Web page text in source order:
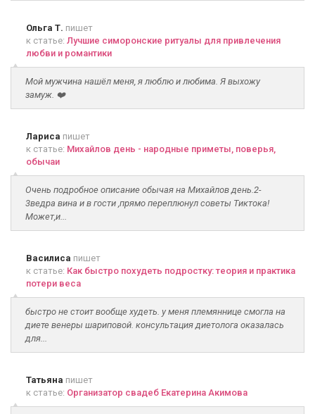
Ольга Т. пишет
к статье: Лучшие симоронские ритуалы для привлечения
любви и романтики
Мой мужчина нашёл меня, я люблю и любима. Я выхожу
замуж. ❤️
Лариса пишет
к статье: Михайлов день - народные приметы, поверья,
обычаи
Очень подробное описание обычая на Михайлов день.2-
3ведра вина и в гости ,прямо переплюнул советы Тиктока!
Может,и...
Василиса пишет
к статье: Как быстро похудеть подростку: теория и практика
потери веса
быстро не стоит вообще худеть. у меня племяннице смогла на
диете венеры шариповой. консультация диетолога оказалась
для...
Татьяна пишет
к статье: Организатор свадеб Екатерина Акимова